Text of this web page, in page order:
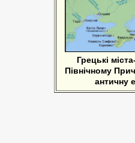
Грецькі
Північному
античну